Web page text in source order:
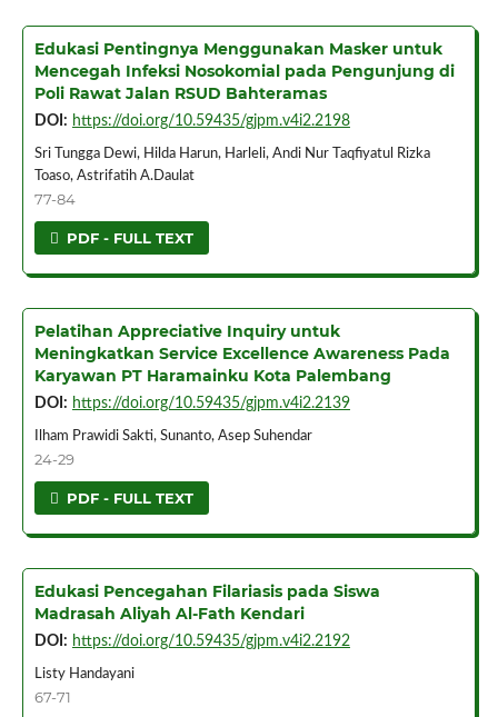
Edukasi Pentingnya Menggunakan Masker untuk
Mencegah Infeksi Nosokomial pada Pengunjung di
Poli Rawat Jalan RSUD Bahteramas
DOI: https://doi.org/10.59435/gjpm.v4i2.2198
Sri Tungga Dewi, Hilda Harun, Harleli, Andi Nur Taqfiyatul Rizka
Toaso, Astrifatih A.Daulat
77-84
PDF - FULL TEXT
Pelatihan Appreciative Inquiry untuk
Meningkatkan Service Excellence Awareness Pada
Karyawan PT Haramainku Kota Palembang
DOI: https://doi.org/10.59435/gjpm.v4i2.2139
Ilham Prawidi Sakti, Sunanto, Asep Suhendar
24-29
PDF - FULL TEXT
Edukasi Pencegahan Filariasis pada Siswa
Madrasah Aliyah Al-Fath Kendari
DOI: https://doi.org/10.59435/gjpm.v4i2.2192
Listy Handayani
67-71